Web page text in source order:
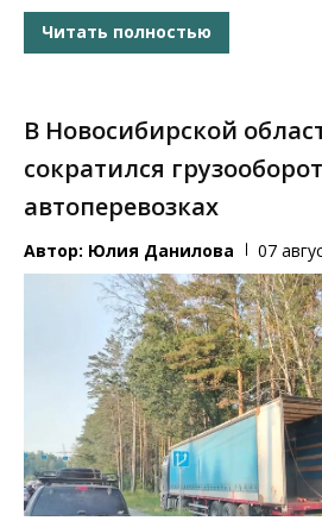
Читать полностью
В Новосибирской
сократился
автоперевозках
Автор: Юлия Данилова 07